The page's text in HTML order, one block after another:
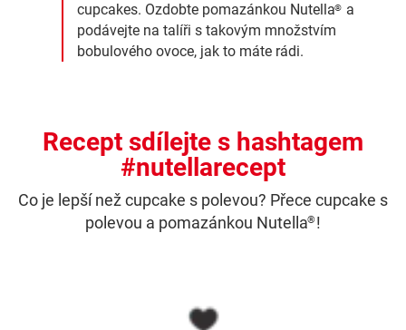
cupcakes. Ozdobte pomazánkou Nutella® a
podávejte na talíři s takovým množstvím
bobulového ovoce, jak to máte rádi.
Recept sdílejte s hashtagem
#nutellarecept
Co je lepší než cupcake s polevou? Přece cupcake s
polevou a pomazánkou Nutella® !